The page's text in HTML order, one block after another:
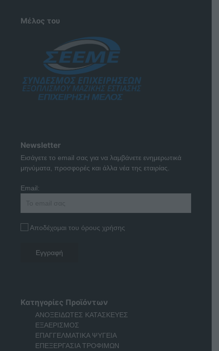
Μέλος του
Newsletter
Εισάγετε το email σας για να λαμβάνετε ενημερωτικά
μηνύματα, προσφορές και άλλα νέα της εταιρίας.
Email:
Αποδέχομαι του όρους χρήσης
Κατηγορίες Προϊόντων
ΑΝΟΞΕΙΔΩΤΕΣ ΚΑΤΑΣΚΕΥΕΣ
ΕΞΑΕΡΙΣΜΟΣ
ΕΠΑΓΓΕΛΜΑΤΙΚΑ ΨΥΓΕΙΑ
ΕΠΕΞΕΡΓΑΣΙΑ ΤΡΟΦΙΜΩΝ